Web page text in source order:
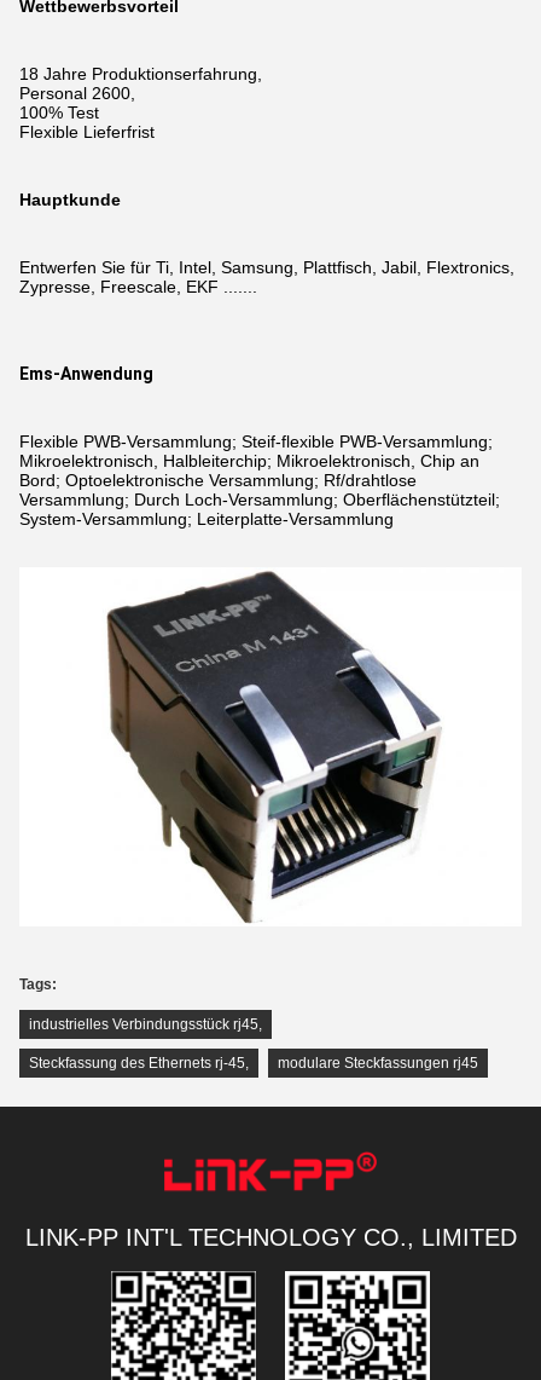
Wettbewerbsvorteil
18 Jahre Produktionserfahrung,
Personal 2600,
100% Test
Flexible Lieferfrist
Hauptkunde
Entwerfen Sie für Ti, Intel, Samsung, Plattfisch, Jabil, Flextronics,
Zypresse, Freescale, EKF .......
Ems-Anwendung
Flexible PWB-Versammlung; Steif-flexible PWB-Versammlung;
Mikroelektronisch, Halbleiterchip; Mikroelektronisch, Chip an
Bord; Optoelektronische Versammlung; Rf/drahtlose
Versammlung; Durch Loch-Versammlung; Oberflächenstützteil;
System-Versammlung; Leiterplatte-Versammlung
Tags:
industrielles Verbindungsstück rj45
Steckfassung des Ethernets rj-45 modulare Steckfassungen rj45
LINK-PP INT'L TECHNOLOGY CO., LIMITED